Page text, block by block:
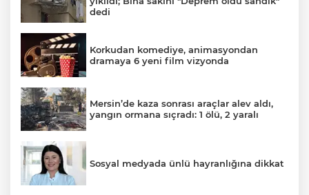
dedi
Korkudan komediye, animasyondan
dramaya 6 yeni film vizyonda
Mersin’de kaza sonrası araçlar alev aldı,
yangın ormana sıçradı: 1 ölü, 2 yaralı
Sosyal medyada ünlü hayranlığına dikkat